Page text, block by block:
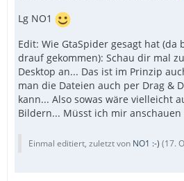
Lg NO1
Edit: Wie GtaSpider gesagt hat
drauf gekommen): Schau dir mal
Desktop an... Das ist im Prinzip
man die Dateien auch per Drag &
kann... Also sowas wäre vielleicht
Bildern... Müsst ich mir anschauen
Einmal editiert, zuletzt von NO1 :-) (17.